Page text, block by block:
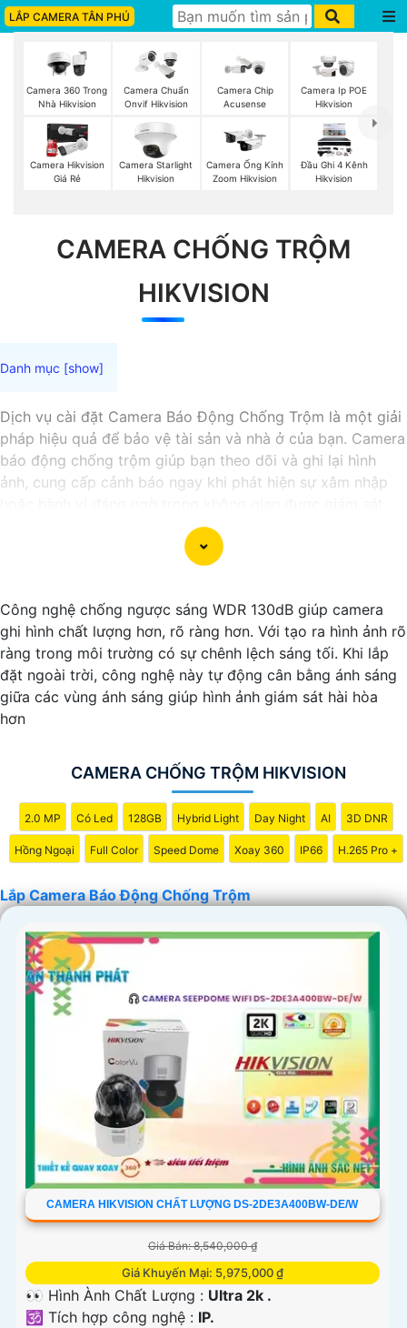
LẮP CAMERA TÂN PHÚ
Camera 360 Trong
Nhà Hikvision
Camera Chuẩn
Onvif Hikvision
Camera Chip
Acusense
Camera Ip POE
Hikvision
Camera Hikvision
Giá Rẻ
Camera Starlight
Hikvision
Camera Ống Kính
Zoom Hikvision
Đầu Ghi 4 Kênh
Hikvision
CAMERA CHỐNG TRỘM
HIKVISION
Dịch vụ cài đặt Camera Báo Động Chống Trộm là một giải
pháp hiệu quả để bảo vệ tài sản và nhà ở của bạn. Camera
báo động chống trộm giúp bạn theo dõi và ghi lại hình
ảnh, cung cấp cảnh báo ngay khi phát hiện sự xâm nhập
Nếu bạn quan tâm đến việc lắp đặt Camera Báo Động
Chống Trộm, bạn có thể liên hệ với các công ty cung cấp
dịch vụ lắp đặt camera hoặc công ty an ninh chuyên
phẩm camera báo động trên thị trường và tự lắp đặt nếu
bạn muốn.
Nếu bạn cần thêm thông tin hoặc muốn để lại thông tin
liên lạc, Từng công trình có thể giúp bạn tìm kiếm các dịch
vụ liên quan đến lắp đặt Camera Báo Động Chống Trộm.
Công nghệ chống ngược sáng WDR 130dB giúp camera
ghi hình chất lượng hơn, rõ ràng hơn. Với tạo ra hình ảnh rõ
ràng trong môi trường có sự chênh lệch sáng tối. Khi lắp
đặt ngoài trời, công nghệ này tự động cân bằng ánh sáng
giữa các vùng ánh sáng giúp hình ảnh giám sát hài hòa
hơn
CAMERA CHỐNG TRỘM HIKVISION
2.0 MP Có Led 128GB Hybrid Light Day Night AI 3D DNR
Hồng Ngoại Full Color Speed Dome Xoay 360 IP66 H.265 Pro +
Lắp Camera Báo Động Chống Trộm
CAMERA HIKVISION CHẤT LƯỢNG DS-2DE3A400BW-DE/W
Giá Bán: 8,540,000 ₫
Giá Khuyến Mại: 5,975,000 ₫
👀 Hình Ành Chất Lượng : Ultra 2k .
🕉️ Tích hợp công nghệ : IP.